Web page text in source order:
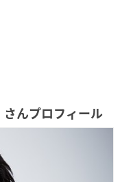
さんプロフィール